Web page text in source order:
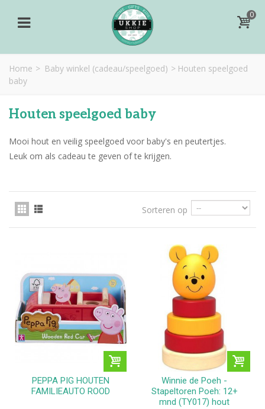
0
Home > Baby winkel (cadeau/speelgoed) > Houten speelgoed
baby
Houten speelgoed baby
Mooi hout en veilig speelgoed voor baby's en peutertjes.
Leuk om als cadeau te geven of te krijgen.
Sorteren op
PEPPA PIG HOUTEN
FAMILIEAUTO ROOD
Winnie de Poeh -
Stapeltoren Poeh: 12+
mnd (TY017) hout